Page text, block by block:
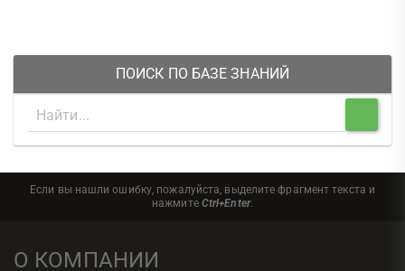
ПОИСК ПО БАЗЕ ЗНАНИЙ
Если вы нашли ошибку, пожалуйста, выделите фрагмент текста и
нажмите Ctrl+Enter.
О КОМПАНИИ